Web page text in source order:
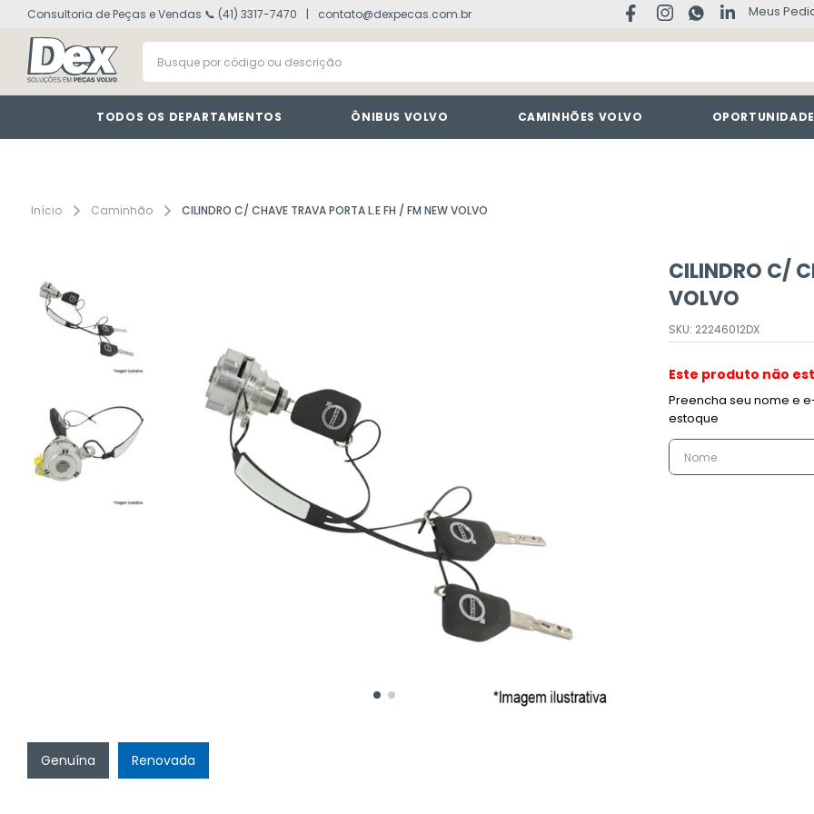
Consultoria de Peças e Vendas 📞 (41) 3317-7470 contato@dexpecas.com.br Meus
Busque por código ou descrição
TODOS OS DEPARTAMENTOS ÔNIBUS VOLVO CAMINHÕES VOLVO
Caminhão CILINDRO C/ CHAVE TRAVA PORTA L.E FH / FM NEW VOLVO
Genuína Renovada
CILINDRO C/
VOLVO
SKU: 22246012DX
Este produto não
1º volvo fh
3º vm
4º farol
5º defletor
7 interruptor